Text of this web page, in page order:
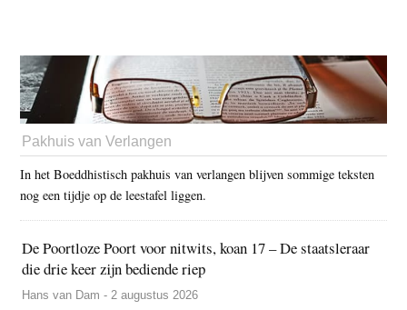
Pakhuis van Verlangen
In het Boeddhistisch pakhuis van verlangen blijven sommige teksten
nog een tijdje op de leestafel liggen.
De Poortloze Poort voor nitwits, koan 17 – De staatsleraar
die drie keer zijn bediende riep
Hans van Dam - 2 augustus 2026